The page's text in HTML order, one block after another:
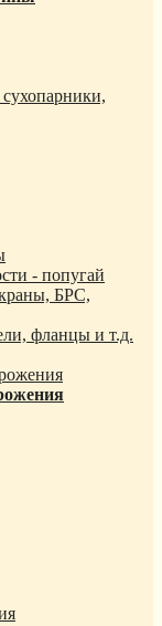
- попугай
БРС,
фланцы и т.д.